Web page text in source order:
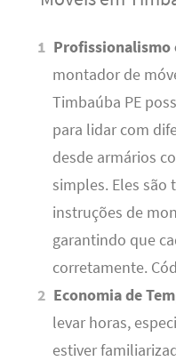
Profissionalismo
montador de
Timbaúba PE
para lidar com
desde armários
simples. Eles são
instruções de
garantindo que
corretamente.
Economia de
levar horas,
estiver